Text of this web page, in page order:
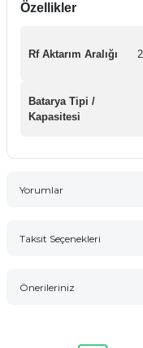
Özellikler
Rf Aktarım Aralığı
Batarya Tipi /
Kapasitesi
Yorumlar
Taksit Seçenekleri
Önerileriniz